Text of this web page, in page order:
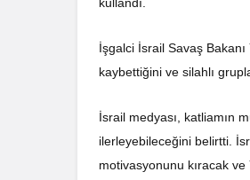
kullandı.
İşgalci İsrail Savaş
kaybettiğini ve silahlı
İsrail medyası, katliamın
ilerleyebileceğini belirtti.
motivasyonunu kıracak ve